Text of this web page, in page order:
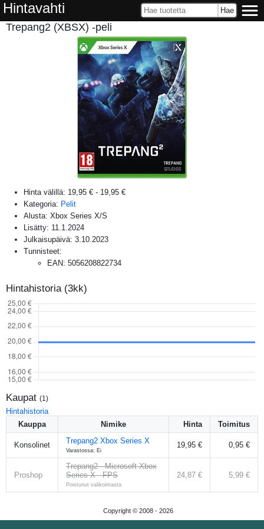
Hintavahti
Trepang2 (XBSX) -peli
Hinta välillä: 19,95 € - 19,95 €
Kategoria: Pelit
Alusta: Xbox Series X/S
Lisätty: 11.1.2024
Julkaisupäivä: 3.10.2023
Tunnisteet:
EAN: 5056208822734
Hintahistoria (3kk)
Kaupat (1 )
Hintahistoria
Kauppa
Nimike Hinta Toimitus
Konsolinet Trepang2 Xbox Series X
Varastossa: Ei
19,95 € 0,95 €
Proshop
Trepang2 - Microsoft Xbox
Series X - FPS
Poistunut valikoimasta
24,87 € 5,99 €
Copyright © 2008 - 2026